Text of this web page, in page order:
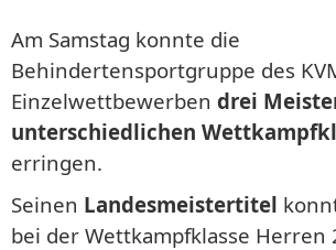
Am Samstag konnte die
Behindertensportgruppe des
Einzelwettbewerben drei
unterschiedlichen
erringen.
Seinen Landesmeistertitel
bei der Wettkampfklasse Herren